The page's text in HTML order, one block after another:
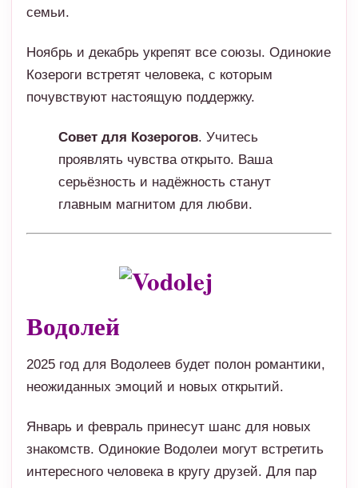
проявлять чувства открыто. Ваша
серьёзность и надёжность станут
главным магнитом для любви.
Водолей
неожиданных эмоций и новых открытий.
Январь и февраль принесут шанс для новых
знакомств. Одинокие Водолеи могут встретить
интересного человека в кругу друзей. Для пар
— это время гармонии и лёгкости.
С марта по май звёзды советуют больше
уделять внимания партнёру. Возможны
недопонимания, но они легко решатся через